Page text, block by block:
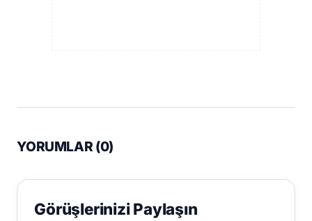
YORUMLAR (0)
Görüşlerinizi Paylaşın